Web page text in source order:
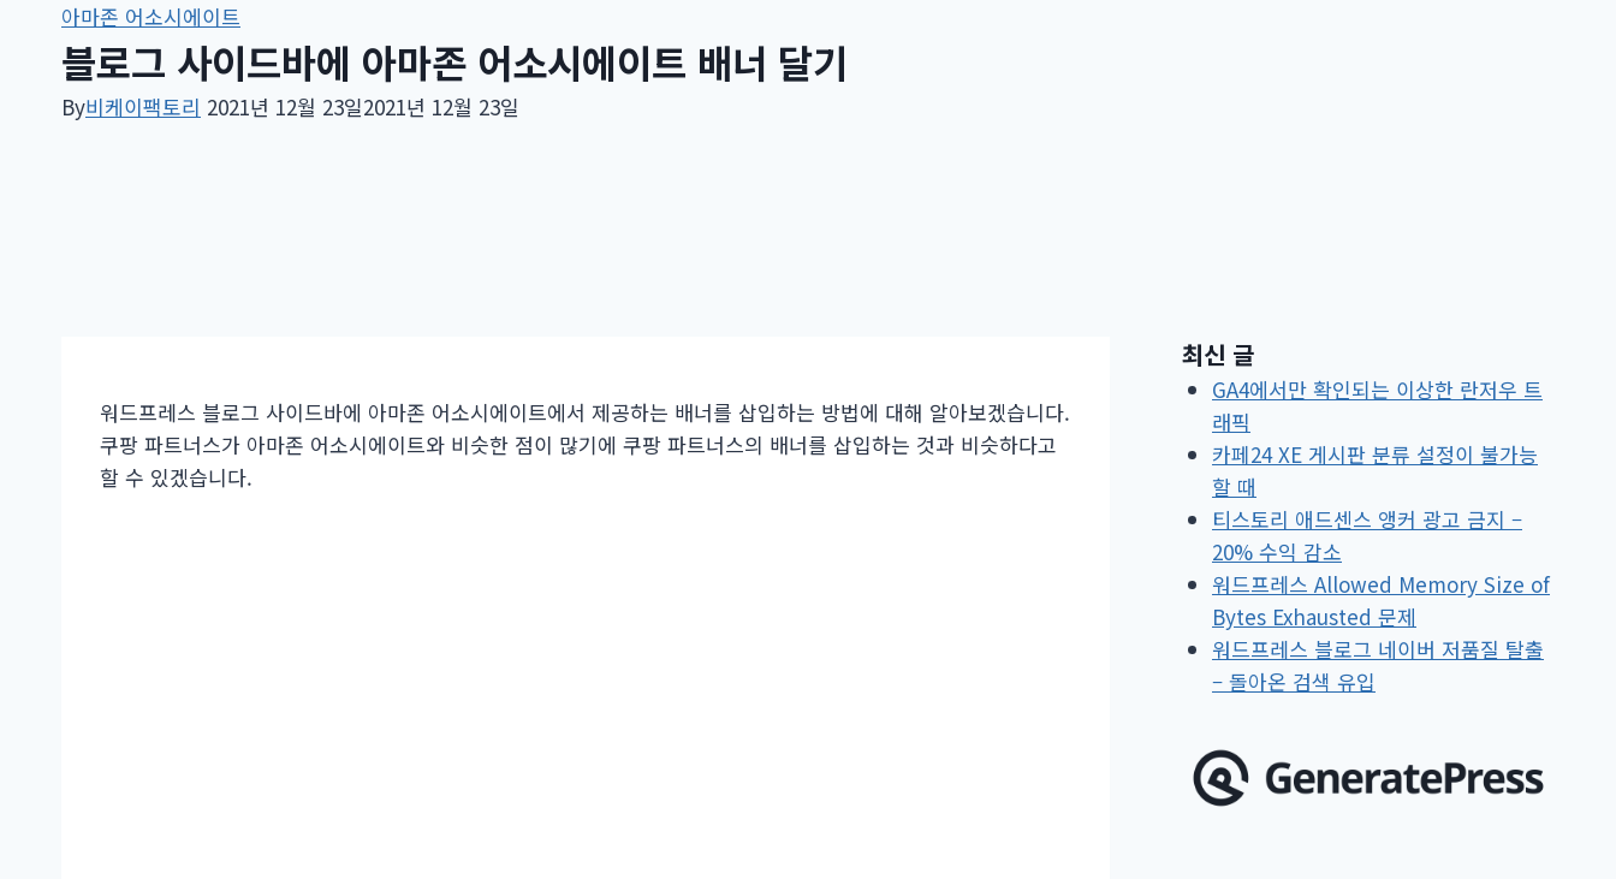
아마존 어소시에이트
블로그 사이드바에 아마존 어소시에이트 배너 달기
By비케이팩토리 2021년 12월 23일2021년 12월 23일
워드프레스 블로그 사이드바에 아마존 어소시에이트에서 제공하는 배너를 삽입하는 방법에 대해 알아보겠습니다.
쿠팡 파트너스가 아마존 어소시에이트와 비슷한 점이 많기에 쿠팡 파트너스의 배너를 삽입하는 것과 비슷하다고
할 수 있겠습니다.
최신 글
GA4에서만 확인되는 이상한 란저우 트
래픽
카페24 XE 게시판 분류 설정이 불가능
할 때
티스토리 애드센스 앵커 광고 금지 –
20% 수익 감소
워드프레스 Allowed Memory Size of
Bytes Exhausted 문제
워드프레스 블로그 네이버 저품질 탈출
– 돌아온 검색 유입